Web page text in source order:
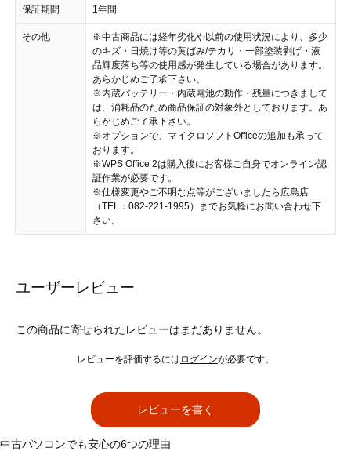
保証期間 1年間
その他
※中古商品には経年劣化や以前の使用状況により、多少
のキズ・日焼け等の黄ばみ/テカリ・一部塗装剥げ・液
晶輝度落ち等の使用感が発生している場合があります。
あらかじめご了承下さい。
※内蔵バッテリー・内蔵電池の動作・残量につきまして
は、消耗品のため商品保証の対象外としております。あ
らかじめご了承下さい。
※オプションで、マイクロソフトOfficeの追加も承って
おります。
※WPS Office 2は購入後にお客様ご自身でオンライン認
証作業が必要です。
※仕様変更やご不明な点等がございましたら広島店
（TEL：082-221-1995）までお気軽にお問い合わせ下
さい。
ユーザーレビュー
この商品に寄せられたレビューはまだありません。
レビューを評価するには ログインが必要です。
レビューを書く
中古パソコンでも安心の6つの理由